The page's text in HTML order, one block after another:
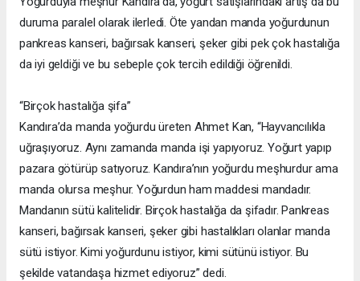
duruma paralel olarak ilerledi. Öte yandan manda yoğurdunun
pankreas kanseri, bağırsak kanseri, şeker gibi pek çok hastalığa
da iyi geldiği ve bu sebeple çok tercih edildiği öğrenildi.
“Birçok hastalığa şifa”
Kandıra’da manda yoğurdu üreten Ahmet Kan, “Hayvancılıkla
uğraşıyoruz. Aynı zamanda manda işi yapıyoruz. Yoğurt yapıp
pazara götürüp satıyoruz. Kandıra’nın yoğurdu meşhurdur ama
manda olursa meşhur. Yoğurdun ham maddesi mandadır.
Mandanın sütü kalitelidir. Birçok hastalığa da şifadır. Pankreas
kanseri, bağırsak kanseri, şeker gibi hastalıkları olanlar manda
sütü istiyor. Kimi yoğurdunu istiyor, kimi sütünü istiyor. Bu
şekilde vatandaşa hizmet ediyoruz” dedi.